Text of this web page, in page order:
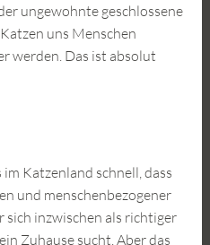
ungewohnte geschlossene
uns Menschen
werden. Das ist absolut
Katzenland schnell, dass
und menschenbezogener
sich inzwischen als richtiger
Zuhause sucht. Aber das